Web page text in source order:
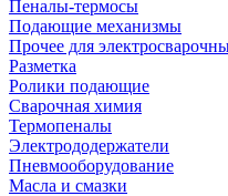
Пеналы-термосы
Подающие механизмы
Прочее для
Разметка
Ролики подающие
Сварочная химия
Термопеналы
Электрододержатели
Пневмооборудование
Масла и смазки